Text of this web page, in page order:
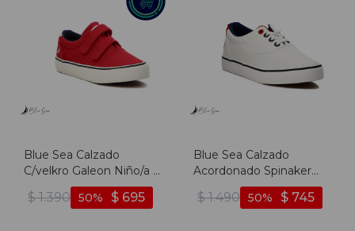
Blue Sea Calzado
C/velkro Galeon Niño/a -
Rojo - Rojo
$ 1.390 $ 695
50
Blue Sea Calzado
Acordonado Spinaker
Mujer - Blanco - Blanco
$ 1.490 $ 745
50